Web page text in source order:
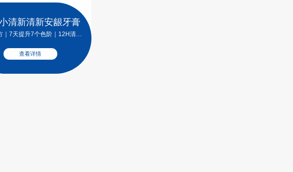
清新清新安龈牙膏
｜7天提升7个色阶｜12H清新
查看详情